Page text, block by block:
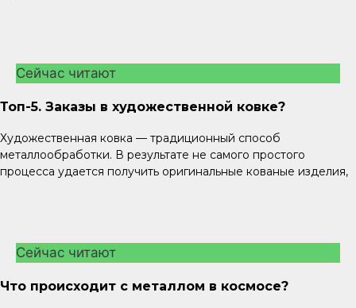
Сейчас читают
Топ-5. Заказы в художественной ковке?
Художественная ковка — традиционный способ
металлообработки. В результате не самого простого
процесса удается получить оригинальные кованые изделия,
Сейчас читают
Что происходит с металлом в космосе?